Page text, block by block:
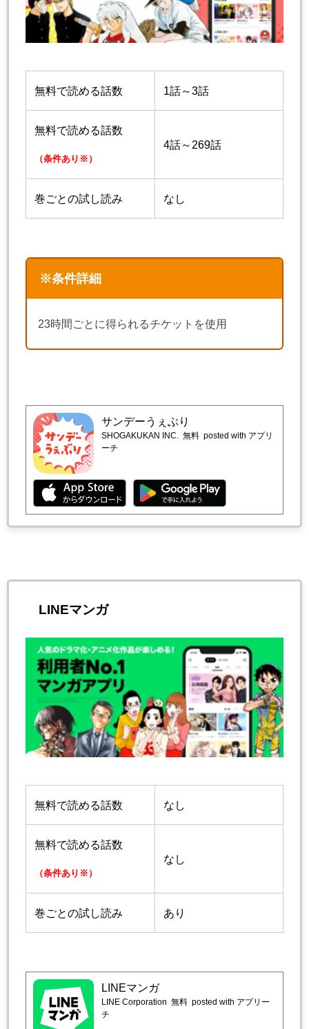
無料で読める話数 1話～3話
無料で読める話数
（条件あり※）
4話～269話
巻ごとの試し読み なし
※条件詳細
23時間ごとに得られるチケットを使用
サンデーうぇぶり
SHOGAKUKAN INC. 無料 posted with アプリ
ーチ
LINEマンガ
無料で読める話数 なし
無料で読める話数
（条件あり※）
なし
巻ごとの試し読み あり
LINEマンガ
LINE Corporation 無料 posted with アプリー
チ